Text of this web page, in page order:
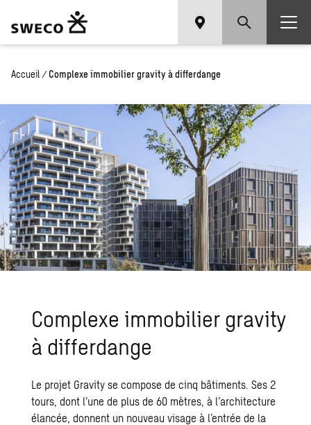
Accueil / Complexe immobilier gravity à differdange
Complexe immobilier gravity
à differdange
Le projet Gravity se compose de cinq bâtiments. Ses 2
tours, dont l’une de plus de 60 mètres, à l’architecture
élancée, donnent un nouveau visage à l’entrée de la